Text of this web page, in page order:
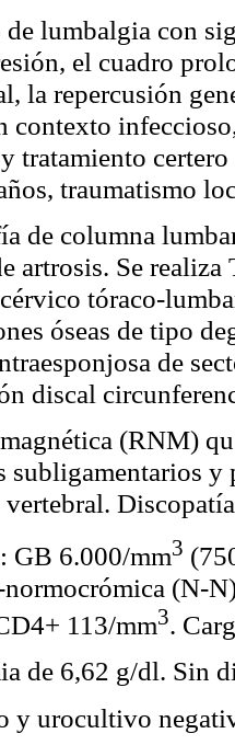
lumbalgia con
el cuadro
la repercusión
contexto
tratamiento
traumatismo
de columna
artrosis. Se
tóraco-
óseas de tipo
de
discal
(RNM)
subligamentarios
GB 6.000/mm3
(N-
113/mm3.
de 6,62 g/dl. Sin
y urocultivo